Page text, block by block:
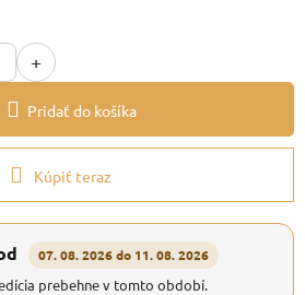
+
Pridať do košíka
Kúpiť teraz
07. 08. 2026 do 11. 08. 2026
prebehne v tomto období.